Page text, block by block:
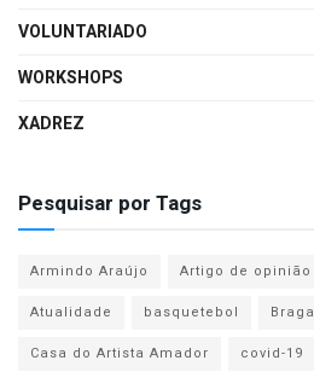
VOLUNTARIADO
WORKSHOPS
XADREZ
Pesquisar por Tags
Armindo Araújo Artigo de opinião
Atualidade
basquetebol Braga
Casa do Artista Amador
covid-19